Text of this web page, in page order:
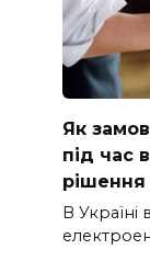
Як
під час
В